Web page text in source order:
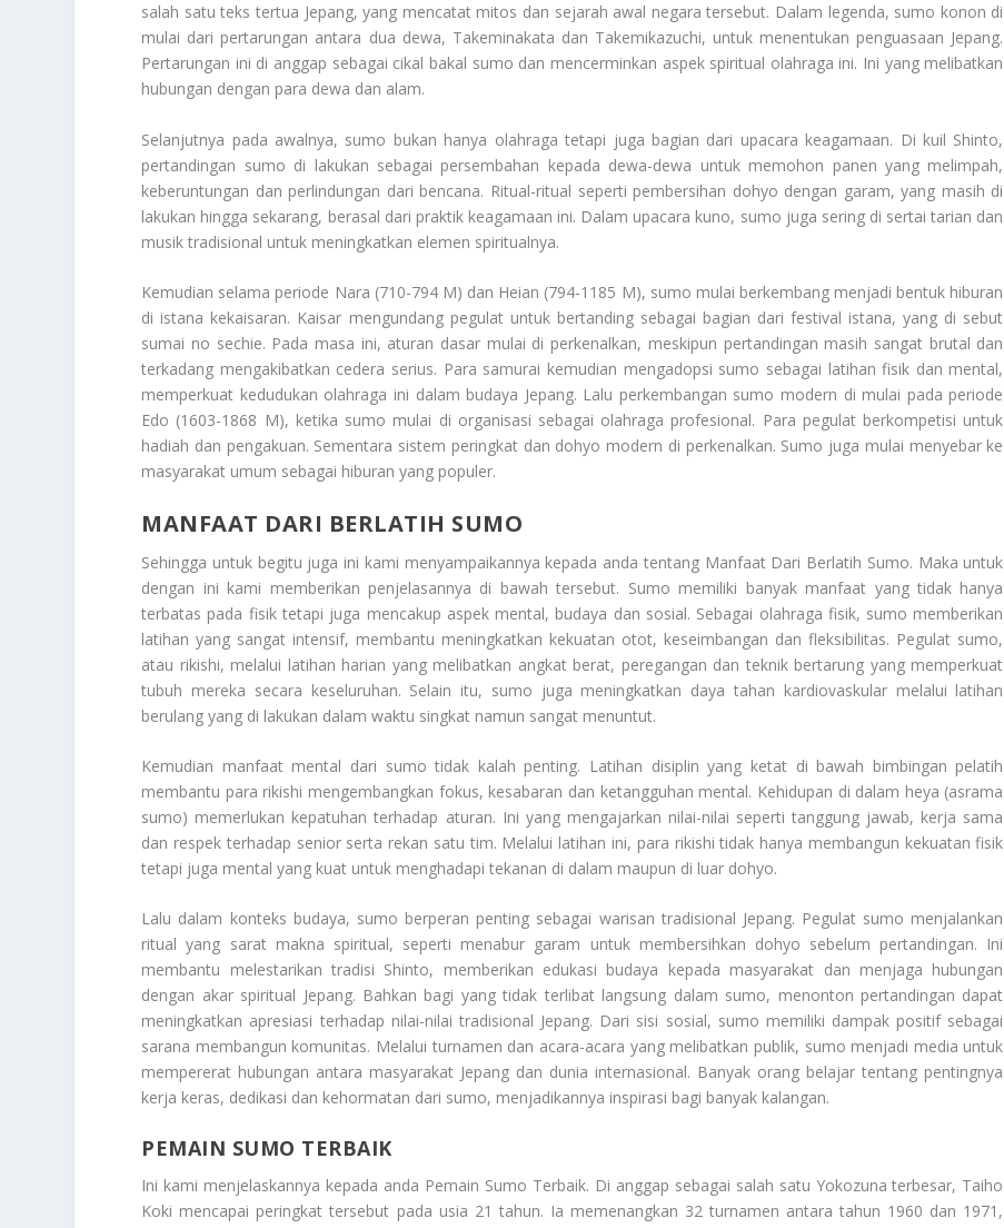
salah satu teks tertua Jepang, yang mencatat mitos dan sejarah awal negara tersebut. Dalam legenda, sumo konon di
mulai dari pertarungan antara dua dewa, Takeminakata dan Takemikazuchi, untuk menentukan penguasaan Jepang.
Pertarungan ini di anggap sebagai cikal bakal sumo dan mencerminkan aspek spiritual olahraga ini. Ini yang melibatkan
hubungan dengan para dewa dan alam.
Selanjutnya pada awalnya, sumo bukan hanya olahraga tetapi juga bagian dari upacara keagamaan. Di kuil Shinto,
pertandingan sumo di lakukan sebagai persembahan kepada dewa-dewa untuk memohon panen yang melimpah,
keberuntungan dan perlindungan dari bencana. Ritual-ritual seperti pembersihan dohyo dengan garam, yang masih di
lakukan hingga sekarang, berasal dari praktik keagamaan ini. Dalam upacara kuno, sumo juga sering di sertai tarian dan
musik tradisional untuk meningkatkan elemen spiritualnya.
Kemudian selama periode Nara (710-794 M) dan Heian (794-1185 M), sumo mulai berkembang menjadi bentuk hiburan
di istana kekaisaran. Kaisar mengundang pegulat untuk bertanding sebagai bagian dari festival istana, yang di sebut
sumai no sechie. Pada masa ini, aturan dasar mulai di perkenalkan, meskipun pertandingan masih sangat brutal dan
terkadang mengakibatkan cedera serius. Para samurai kemudian mengadopsi sumo sebagai latihan fisik dan mental,
memperkuat kedudukan olahraga ini dalam budaya Jepang. Lalu perkembangan sumo modern di mulai pada periode
Edo (1603-1868 M), ketika sumo mulai di organisasi sebagai olahraga profesional. Para pegulat berkompetisi untuk
hadiah dan pengakuan. Sementara sistem peringkat dan dohyo modern di perkenalkan. Sumo juga mulai menyebar ke
masyarakat umum sebagai hiburan yang populer.
MANFAAT DARI BERLATIH SUMO
Sehingga untuk begitu juga ini kami menyampaikannya kepada anda tentang Manfaat Dari Berlatih Sumo. Maka untuk
dengan ini kami memberikan penjelasannya di bawah tersebut. Sumo memiliki banyak manfaat yang tidak hanya
terbatas pada fisik tetapi juga mencakup aspek mental, budaya dan sosial. Sebagai olahraga fisik, sumo memberikan
latihan yang sangat intensif, membantu meningkatkan kekuatan otot, keseimbangan dan fleksibilitas. Pegulat sumo,
atau rikishi, melalui latihan harian yang melibatkan angkat berat, peregangan dan teknik bertarung yang memperkuat
tubuh mereka secara keseluruhan. Selain itu, sumo juga meningkatkan daya tahan kardiovaskular melalui latihan
berulang yang di lakukan dalam waktu singkat namun sangat menuntut.
Kemudian manfaat mental dari sumo tidak kalah penting. Latihan disiplin yang ketat di bawah bimbingan pelatih
membantu para rikishi mengembangkan fokus, kesabaran dan ketangguhan mental. Kehidupan di dalam heya (asrama
sumo) memerlukan kepatuhan terhadap aturan. Ini yang mengajarkan nilai-nilai seperti tanggung jawab, kerja sama
dan respek terhadap senior serta rekan satu tim. Melalui latihan ini, para rikishi tidak hanya membangun kekuatan fisik
tetapi juga mental yang kuat untuk menghadapi tekanan di dalam maupun di luar dohyo.
Lalu dalam konteks budaya, sumo berperan penting sebagai warisan tradisional Jepang. Pegulat sumo menjalankan
ritual yang sarat makna spiritual, seperti menabur garam untuk membersihkan dohyo sebelum pertandingan. Ini
membantu melestarikan tradisi Shinto, memberikan edukasi budaya kepada masyarakat dan menjaga hubungan
dengan akar spiritual Jepang. Bahkan bagi yang tidak terlibat langsung dalam sumo, menonton pertandingan dapat
meningkatkan apresiasi terhadap nilai-nilai tradisional Jepang. Dari sisi sosial, sumo memiliki dampak positif sebagai
sarana membangun komunitas. Melalui turnamen dan acara-acara yang melibatkan publik, sumo menjadi media untuk
mempererat hubungan antara masyarakat Jepang dan dunia internasional. Banyak orang belajar tentang pentingnya
kerja keras, dedikasi dan kehormatan dari sumo, menjadikannya inspirasi bagi banyak kalangan.
PEMAIN SUMO TERBAIK
Ini kami menjelaskannya kepada anda Pemain Sumo Terbaik. Di anggap sebagai salah satu Yokozuna terbesar, Taiho
Koki mencapai peringkat tersebut pada usia 21 tahun. Ia memenangkan 32 turnamen antara tahun 1960 dan 1971,